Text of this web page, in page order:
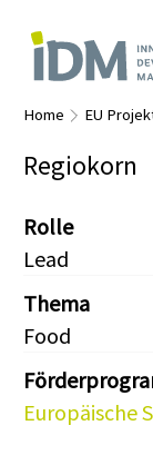
Home EU
Regiokorn
Rolle
Lead
Thema
Food
Europäische